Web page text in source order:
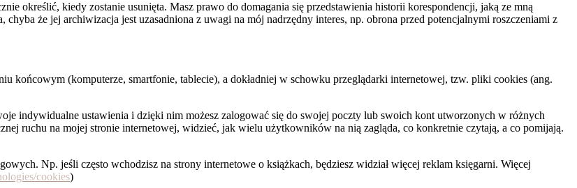
określić, kiedy zostanie usunięta. Masz prawo do domagania się przedstawienia historii korespondencji, jaką ze mną
że jej archiwizacja jest uzasadniona z uwagi na mój nadrzędny interes, np. obrona przed potencjalnymi roszczeniami z
końcowym (komputerze, smartfonie, tablecie), a dokładniej w schowku przeglądarki internetowej, tzw. pliki cookies (ang.
indywidualne ustawienia i dzięki nim możesz zalogować się do swojej poczty lub swoich kont utworzonych w różnych
ruchu na mojej stronie internetowej, widzieć, jak wielu użytkowników na nią zagląda, co konkretnie czytają, a co pomijają.
Np. jeśli często wchodzisz na strony internetowe o książkach, będziesz widział więcej reklam księgarni. Więcej
cookies)